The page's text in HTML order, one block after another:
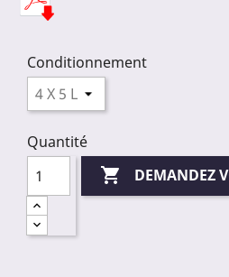
Conditionnement
Quantité
 DEMANDEZ